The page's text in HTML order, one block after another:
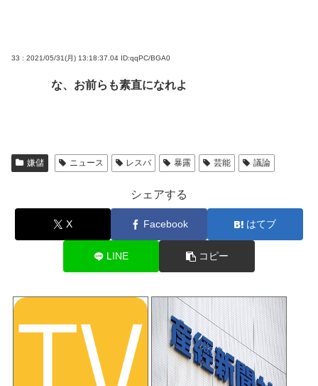
33 : 2021/05/31(月) 13:18:37.04 ID:qqPC/BGA0
な、お前らも素直になれよ
嫌儲 ニュース レスバ 暴露 芸能 議論
シェアする
X Facebook はてブ
LINE コピー